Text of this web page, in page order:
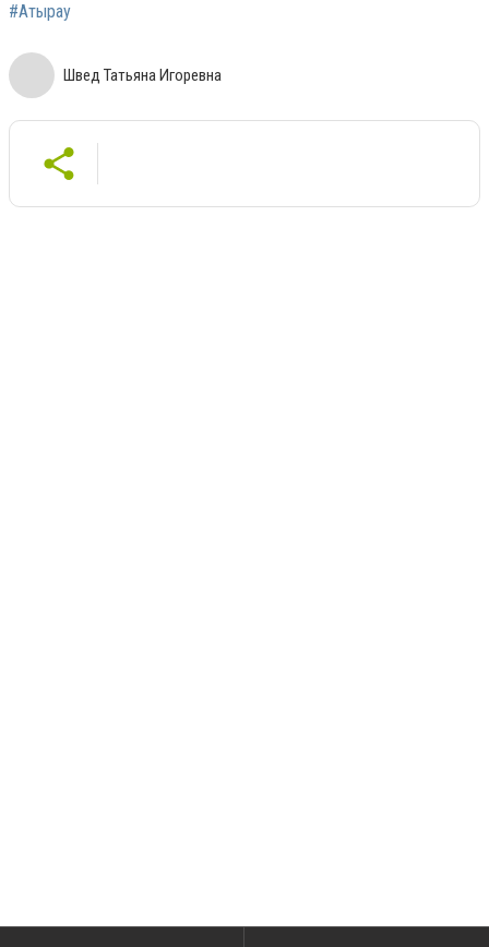
#Атырау
Швед Татьяна Игоревна